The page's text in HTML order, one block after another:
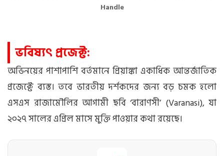
Handle
ভবিষ্যৎ প্রজেক্ট:
অভিনয়ের পাশাপাশি বর্তমানে প্রিয়াঙ্কা একাধিক আন্তর্জাতিক
প্রজেক্টে ব্যস্ত। তবে ভারতীয় দর্শকদের জন্য বড় চমক হলো
এসএস রাজামৌলির আগামী ছবি ‘বারাণসী’ (Varanasi), যা
২০২৭ সালের এপ্রিল মাসে মুক্তি পাওয়ার কথা রয়েছে।